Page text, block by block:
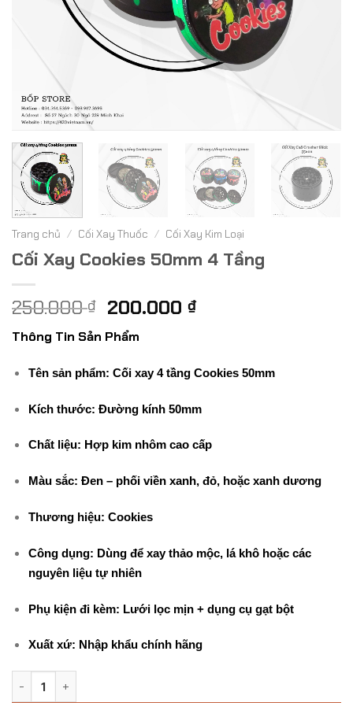
Trang chủ / Cối Xay Thuốc / Cối Xay Kim Loại
Cối Xay Cookies 50mm 4 Tầng
250.000₫ Giá
gốc
là:
250.000 ₫.
200.000 ₫Giá
là:
200.000 ₫.
Thông Tin Sản Phẩm
Tên sản phẩm: Cối xay 4 tầng Cookies 50mm
Kích thước: Đường kính 50mm
Chất liệu: Hợp kim nhôm cao cấp
Màu sắc: Đen – phối viền xanh, đỏ, hoặc xanh dương
Thương hiệu: Cookies
Công dụng: Dùng để xay thảo mộc, lá khô hoặc các
nguyên liệu tự nhiên
Phụ kiện đi kèm: Lưới lọc mịn + dụng cụ gạt bột
Xuất xứ: Nhập khẩu chính hãng